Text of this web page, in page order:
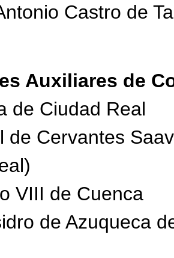
Castro de
Auxiliares de
de Ciudad Real
de Cervantes
VIII de Cuenca
de Azuqueca